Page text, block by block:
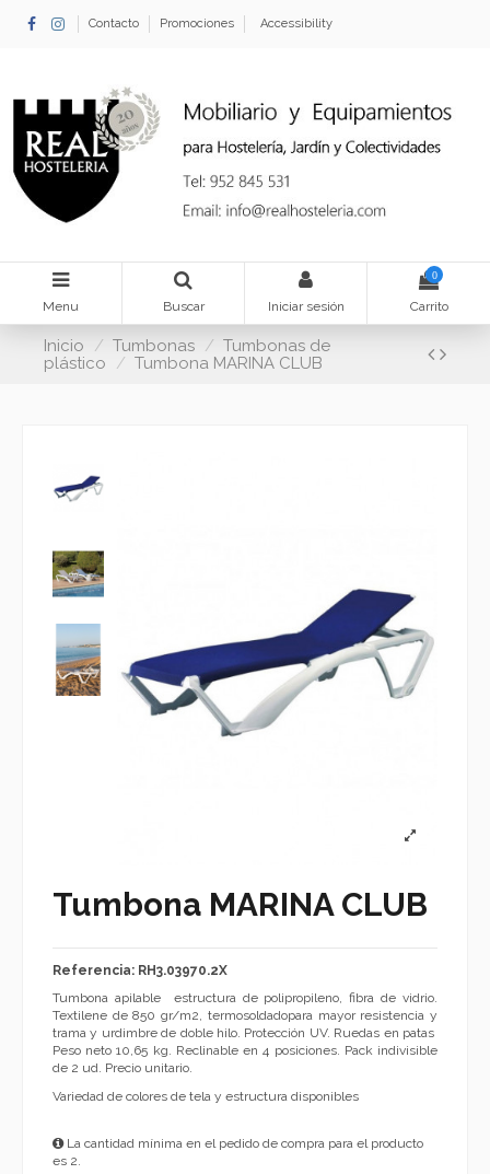
Contacto Promociones Accessibility
Menu Buscar Iniciar sesión
0
Carrito
Inicio Tumbonas
Tumbonas de
plástico
Tumbona MARINA CLUB
Tumbona MARINA CLUB
Referencia: RH3.03970.2X
Tumbona apilable estructura de polipropileno, fibra de vidrio.
Textilene de 850 gr/m2, termosoldadopara mayor resistencia y
trama y urdimbre de doble hilo. Protección UV. Ruedas en patas
Peso neto 10,65 kg. Reclinable en 4 posiciones. Pack indivisible
de 2 ud. Precio unitario.
Variedad de colores de tela y estructura disponibles
La cantidad mínima en el pedido de compra para el producto
es 2.